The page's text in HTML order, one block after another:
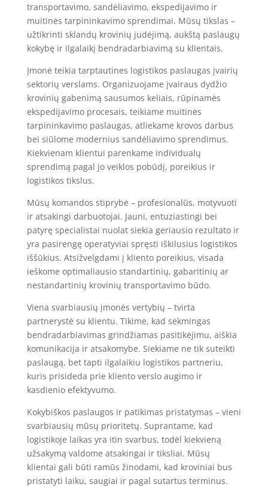
transportavimo, sandėliavimo, ekspedijavimo ir
muitinės tarpininkavimo sprendimai. Mūsų tikslas –
užtikrinti sklandų krovinių judėjimą, aukštą paslaugų
kokybę ir ilgalaikį bendradarbiavimą su klientais.
Įmonė teikia tarptautines logistikos paslaugas įvairių
sektorių verslams. Organizuojame įvairaus dydžio
krovinių gabenimą sausumos keliais, rūpinamės
ekspedijavimo procesais, teikiame muitinės
tarpininkavimo paslaugas, atliekame krovos darbus
bei siūlome modernius sandėliavimo sprendimus.
Kiekvienam klientui parenkame individualų
sprendimą pagal jo veiklos pobūdį, poreikius ir
logistikos tikslus.
Mūsų komandos stiprybė – profesionalūs, motyvuoti
ir atsakingi darbuotojai. Jauni, entuziastingi bei
patyrę specialistai nuolat siekia geriausio rezultato ir
yra pasirengę operatyviai spręsti iškilusius logistikos
iššūkius. Atsižvelgdami į kliento poreikius, visada
ieškome optimaliausio standartinių, gabaritinių ar
nestandartinių krovinių transportavimo būdo.
Viena svarbiausių įmonės vertybių – tvirta
partnerystė su klientu. Tikime, kad sėkmingas
bendradarbiavimas grindžiamas pasitikėjimu, aiškia
komunikacija ir atsakomybe. Siekiame ne tik suteikti
paslaugą, bet tapti ilgalaikiu logistikos partneriu,
kuris prisideda prie kliento verslo augimo ir
kasdienio efektyvumo.
Kokybiškos paslaugos ir patikimas pristatymas – vieni
svarbiausių mūsų prioritetų. Suprantame, kad
logistikoje laikas yra itin svarbus, todėl kiekvieną
užsakymą valdome atsakingai ir tiksliai. Mūsų
klientai gali būti ramūs žinodami, kad kroviniai bus
pristatyti laiku, saugiai ir pagal sutartus terminus.